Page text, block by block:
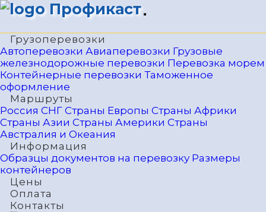
Профикаст
Грузоперевозки
Автоперевозки Авиаперевозки Грузовые
железнодорожные перевозки Перевозка морем
Контейнерные перевозки Таможенное
оформление
Маршруты
Россия СНГ Страны Европы Страны Африки
Страны Азии Страны Америки Страны
Австралия и Океания
Информация
Образцы документов на перевозку Размеры
контейнеров
Цены
Оплата
Контакты